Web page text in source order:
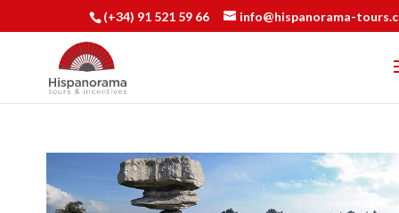
(+34) 91 521 59 66 info@hispanorama-